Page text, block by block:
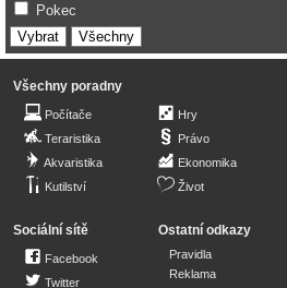
Pokec
Všechny poradny
Počítače
Teraristika
Akvaristika
Kutilství
Hry
Právo
Ekonomika
Život
Sociální sítě
Facebook
Twitter
Ostatní odkazy
Pravidla
Reklama